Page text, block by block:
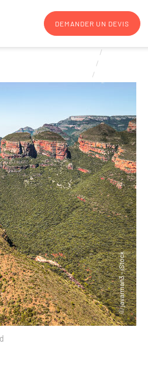
DEMANDER UN DEVIS